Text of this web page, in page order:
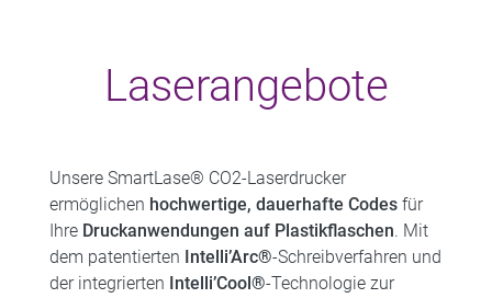
Laserangebote
Unsere SmartLase® CO2-Laserdrucker
ermöglichen hochwertige, dauerhafte Codesfür
IhreDruckanwendungen auf Plastikflaschen. Mit
dem patentierten Intelli’Arc®-Schreibverfahren und
der integrierten Intelli’Cool®-Technologie zur